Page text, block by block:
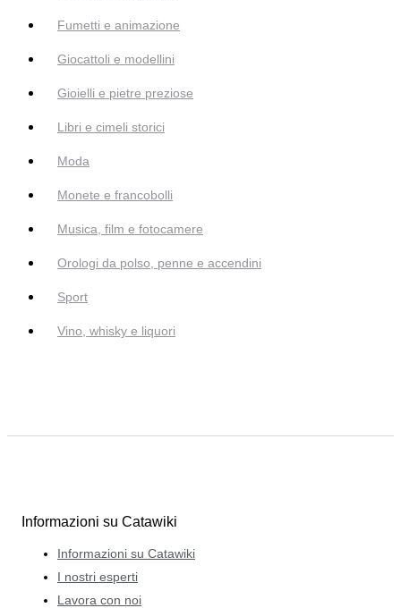
Fumetti e animazione
Giocattoli e modellini
Gioielli e pietre preziose
Libri e cimeli storici
Moda
Monete e francobolli
Musica, film e fotocamere
Orologi da polso, penne e accendini
Sport
Vino, whisky e liquori
Informazioni su Catawiki
Informazioni su Catawiki
I nostri esperti
Lavora con noi